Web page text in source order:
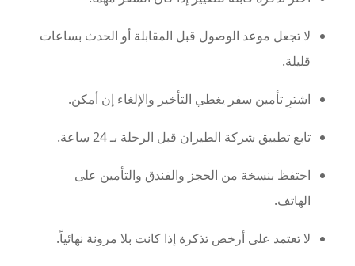
لا تجعل موعد الوصول قبل المقابلة أو الحدث بساعات
قليلة.
اشترِ تأمين سفر يغطي التأخير والإلغاء إن أمكن.
تابع تطبيق شركة الطيران قبل الرحلة بـ 24 ساعة.
احتفظ بنسخة من الحجز والفندق والتأمين على
الهاتف.
لا تعتمد على أرخص تذكرة إذا كانت بلا مرونة نهائياً.